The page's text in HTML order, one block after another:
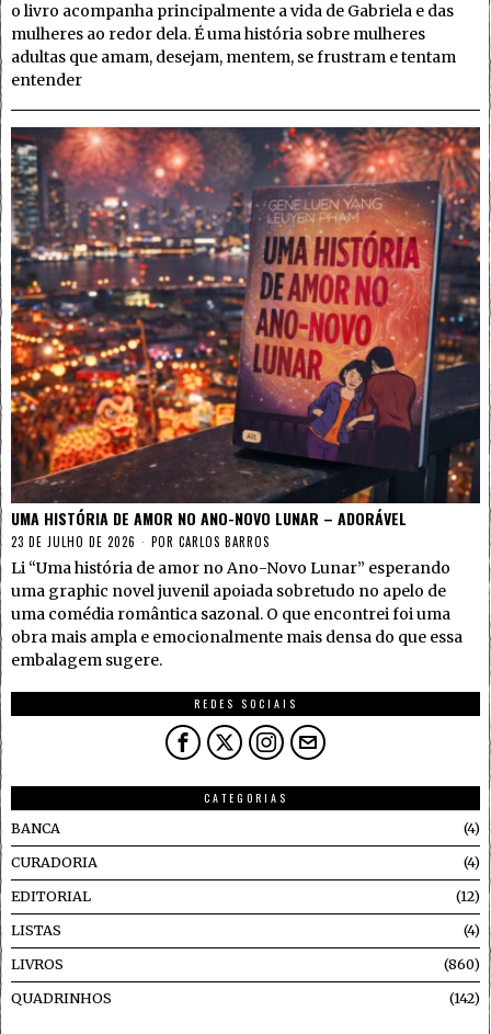
o livro acompanha principalmente a vida de Gabriela e das
mulheres ao redor dela. É uma história sobre mulheres
adultas que amam, desejam, mentem, se frustram e tentam
entender
UMA HISTÓRIA DE AMOR NO ANO-NOVO LUNAR – ADORÁVEL
23 DE JULHO DE 2026 POR CARLOS BARROS
Li “Uma história de amor no Ano-Novo Lunar” esperando
uma graphic novel juvenil apoiada sobretudo no apelo de
uma comédia romântica sazonal. O que encontrei foi uma
obra mais ampla e emocionalmente mais densa do que essa
embalagem sugere.
REDES SOCIAIS
CATEGORIAS
BANCA
4
CURADORIA 4
EDITORIAL 12
LISTAS 4
LIVROS 860
QUADRINHOS 142